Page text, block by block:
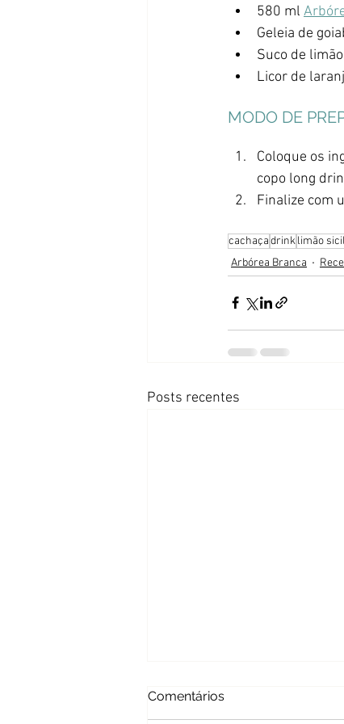
580 ml
Geleia de
Suco de
Licor de
MODO DE
Coloque os
copo long
Finalize com
cachaçadrinklimão
Arbórea Branca
Posts recentes
Comentários